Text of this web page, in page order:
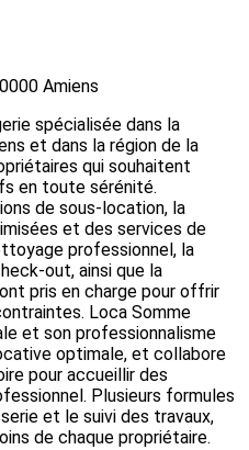
Amiens
spécialisée dans la
et dans la région de la
qui souhaitent
en toute sérénité.
de sous-location, la
et des services de
professionnel, la
out, ainsi que la
pris en charge pour offrir
Loca Somme
et son professionnalisme
optimale, et collabore
pour accueillir des
Plusieurs formules
et le suivi des travaux,
de chaque propriétaire.